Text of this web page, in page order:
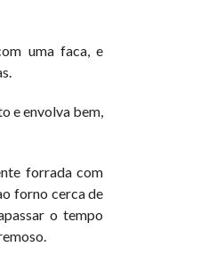
uma faca, e
e envolva bem,
forrada com
forno cerca de
o tempo